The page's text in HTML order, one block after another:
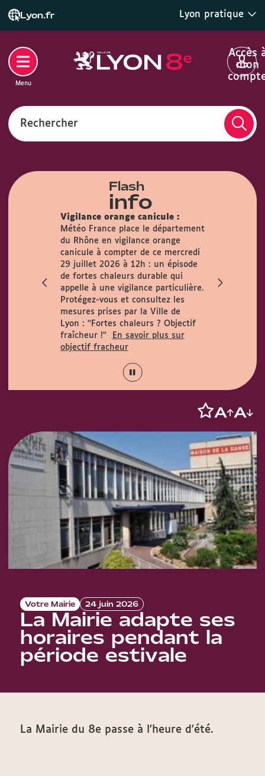
Lyon.fr Lyon pratique
Rechercher
Accès
mon
Menu
Flash
info
Vigilance orange canicule :
Météo France place le département
du Rhône en vigilance orange
canicule à compter de ce mercredi
29 juillet 2026 à 12h : un épisode
de fortes chaleurs durable qui
appelle à une vigilance particulière.
Protégez-vous et consultez les
mesures prises par la Ville de
Lyon : "Fortes chaleurs ? Objectif
fraîcheur !"
En savoir plus sur
objectif fracheur
Votre Mairie 24 juin 2026
La Mairie adapte ses
horaires pendant la
période estivale
La Mairie du 8e passe à l'heure d'été.